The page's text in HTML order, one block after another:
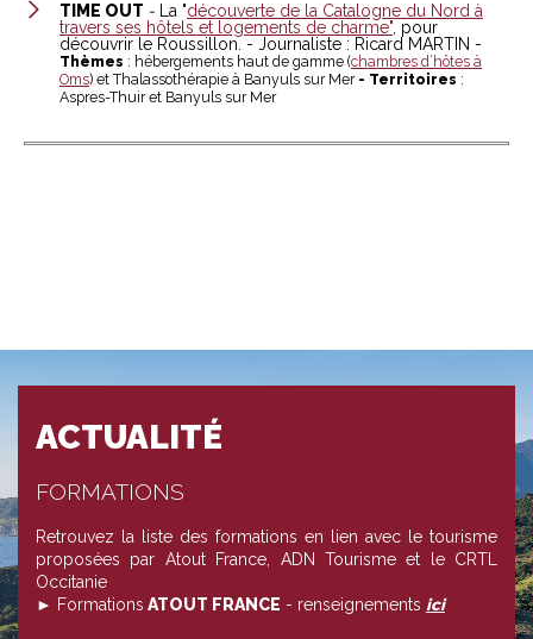
TIME OUT - La "découverte de la Catalogne du Nord à
travers ses hôtels et logements de charme" , pour
découvrir le Roussillon. - Journaliste : Ricard MARTIN -
Thèmes : hébergements haut de gamme (chambres d’hôtes à
Oms) et Thalassothérapie à Banyuls sur Mer- Territoires :
Aspres-Thuir et Banyuls sur Mer
ACTUALITÉ
FORMATIONS
Retrouvez la liste des formations en lien avec le tourisme
proposées par Atout France, ADN Tourisme et le CRTL
Occitanie
► Formations ATOUT FRANCE - renseignements ici